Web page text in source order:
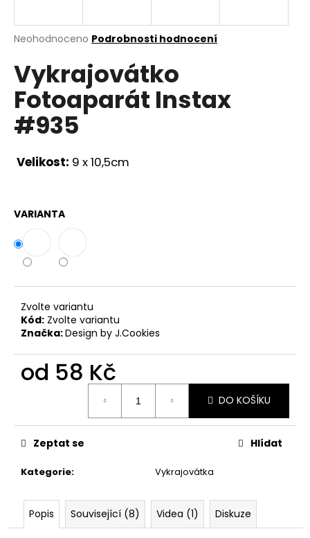
Průměrné
produktu
je
0,0
5
hvězdiček.
Neohodnoceno Podrobnosti hodnocení
Vykrajovátko
Fotoaparát Instax
#935
Velikost: 9 x 10,5cm
VARIANTA
Zvolte variantu
Kód: Zvolte variantu
Značka:Design by J.Cookies
od 58 Kč
DO KOŠÍKU
Kategorie: Vykrajovátka
Zeptat se Hlídat
Popis Související (8) Videa (1) Diskuze
j
t
?
HLEDAT
D
o
p
r
č
u
e
m
VYKRAJOVÁTKA
ŠKOLA
37